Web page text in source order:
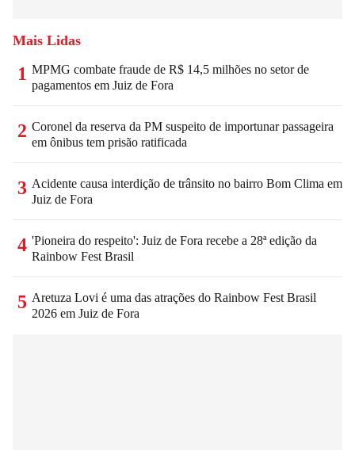
Mais Lidas
1 MPMG combate fraude de R$ 14,5 milhões no setor de
pagamentos em Juiz de Fora
2 Coronel da reserva da PM suspeito de importunar passageira
em ônibus tem prisão ratificada
3 Acidente causa interdição de trânsito no bairro Bom Clima em
Juiz de Fora
4 'Pioneira do respeito': Juiz de Fora recebe a 28ª edição da
Rainbow Fest Brasil
5 Aretuza Lovi é uma das atrações do Rainbow Fest Brasil
2026 em Juiz de Fora